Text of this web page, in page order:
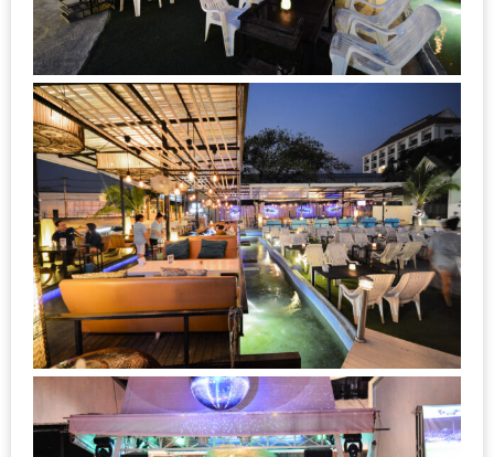
ที่
เทศกาล
เบียร์
ที่
ใหญ่
ที่สุด
ใน
โลก
กับ
โรง
แรม
ฮอ
ลิ
เดย์